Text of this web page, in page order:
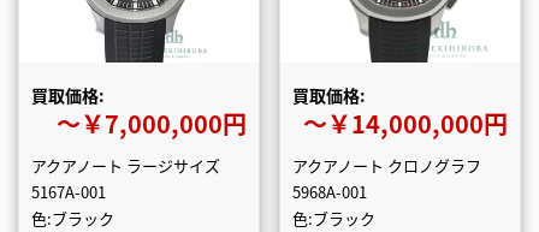
買取価格:
〜￥7,000,000円
アクアノート ラージサイズ
5167A-001
色:ブラック
買取価格:
〜￥14,000,000円
アクアノート クロノグラフ
5968A-001
色:ブラック